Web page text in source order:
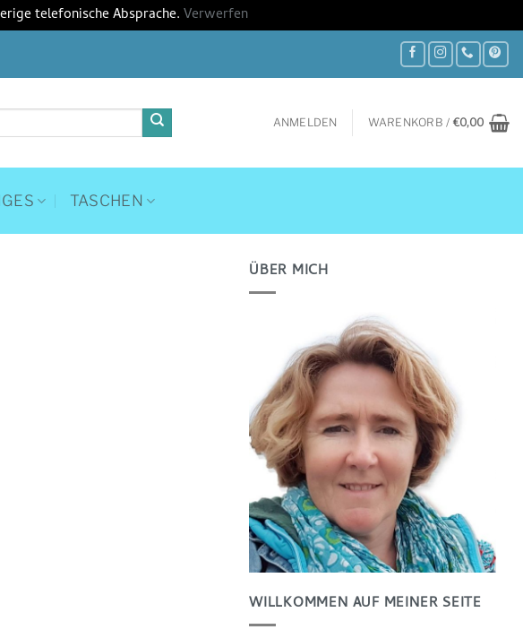
telefonische Absprache.Verwerfen
ANMELDEN WARENKORB / €0,00
TASCHEN
ÜBER MICH
WILLKOMMEN AUF MEINER SEITE